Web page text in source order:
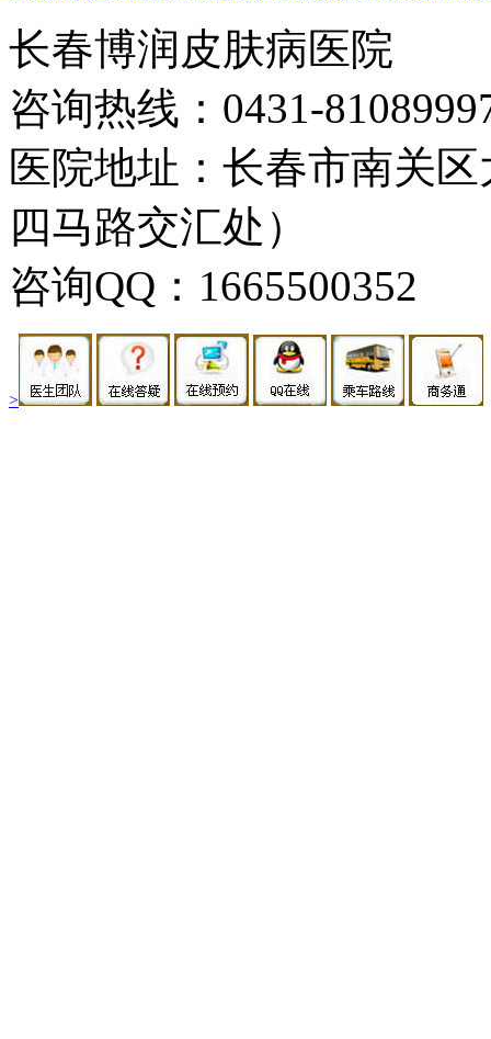
长春博润皮肤病医院
咨询热线：0431-
医院地址：长春市南关
四马路交汇处）
咨询QQ：1665500352
>